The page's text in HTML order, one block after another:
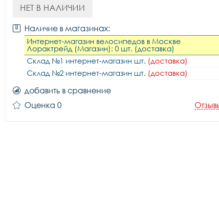
НЕТ В НАЛИЧИИ
Наличие в магазинах:
Интернет-магазин велосипедов в Москве
Лорактрейд (Магазин): 0 шт. (доставка)
Склад №1 интернет-магазин шт. (доставка)
Склад №2 интернет-магазин шт. (доставка)
добавить в сравнение
Оценка 0